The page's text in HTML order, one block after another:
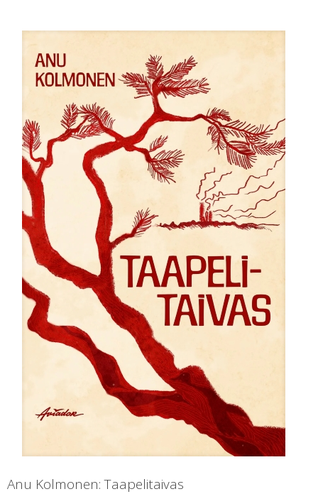
Anu Kolmonen: Taapelitaivas